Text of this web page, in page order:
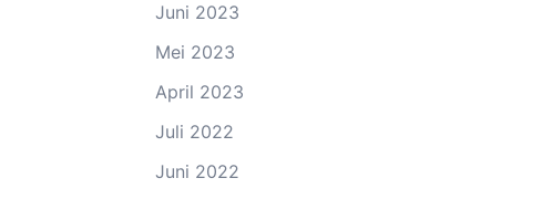
Juni 2023
Mei 2023
April 2023
Juli 2022
Juni 2022